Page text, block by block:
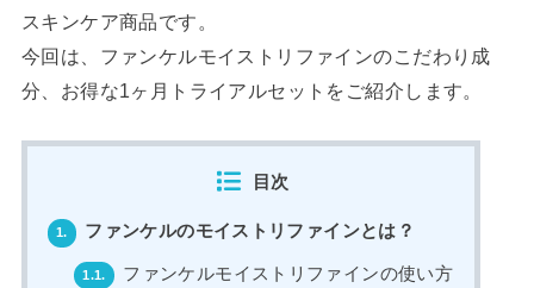
スキンケア商品です。
今回は、ファンケルモイストリファインのこだわり成
分、お得な1ヶ月トライアルセットをご紹介します。
目次
1. ファンケルのモイストリファインとは？
1.1. ファンケルモイストリファインの使い方